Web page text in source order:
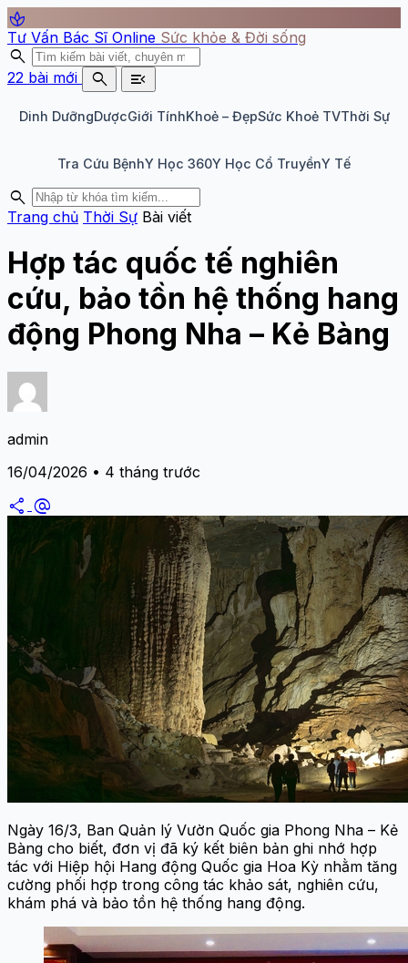
spa
Tư Vấn Bác Sĩ Online Sức khỏe & Đời sống
search
22 bài mới search menu_open
Dinh DưỡngDượcGiới TínhKhoẻ – ĐẹpSức Khoẻ TVThời Sự
Tra Cứu BệnhY Học 360Y Học Cổ TruyềnY Tế
search
Trang chủ Thời Sự Bài viết
Hợp tác quốc tế nghiên
cứu, bảo tồn hệ thống hang
động Phong Nha – Kẻ Bàng
admin
16/04/2026 • 4 tháng trước
share alternate_email
Ngày 16/3, Ban Quản lý Vườn Quốc gia Phong Nha – Kẻ
Bàng cho biết, đơn vị đã ký kết biên bản ghi nhớ hợp
tác với Hiệp hội Hang động Quốc gia Hoa Kỳ nhằm tăng
cường phối hợp trong công tác khảo sát, nghiên cứu,
khám phá và bảo tồn hệ thống hang động.